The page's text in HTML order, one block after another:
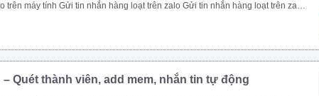
nhắn zalo tự động theo thành viên nhóm zalo nhanh chóng. Kết bạn zalo tự động số lượng lớn Phần mềm quản lý zalo còn giúp bạn tiếp cận hàng triệu khách hàng trên nền tảng nhanh chóng. Kết bạn zalo hàng loạt là tính năng giúp bạn thực hiện mục tiêu này. Với tính năng kết bạn zalo này, bạn có thể Kết bạn zalo theo danh sách SĐT có sẵn. Kết bạn zalo hàng loạt theo thành viên nhóm Tăng thành viên nhóm zalo nhanh chóng Mời bạn bè tham gia nhóm zalo theo danh sách bạn bè. Mời bạn bè tham gia nhóm zalo theo số điện thoại có sẵn.
– Quét thành viên, add mem, nhắn tin tự động